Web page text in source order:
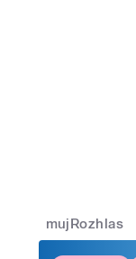
mujRozhlas